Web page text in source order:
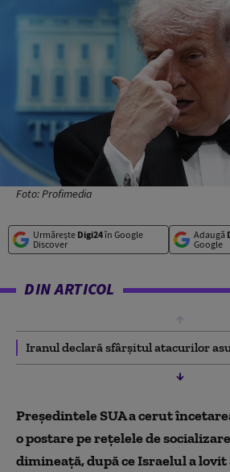
Foto: Profimedia
Urmărește Digi24în Google
Discover
Adaugă
Google
DIN ARTICOL
Iranul declară sfârșitul atacurilor
Președintele SUA a cerut
o postare pe rețelele de
dimineață, după ce Israelul a